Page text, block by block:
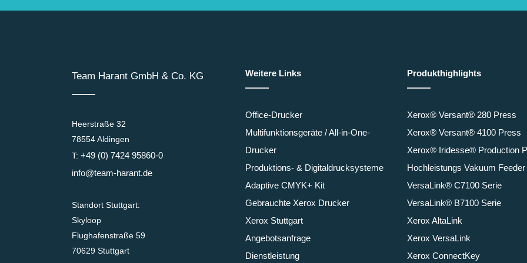
Team Harant GmbH & Co. KG
Heerstraße 32
78554 Aldingen
T: +49 (0) 7424 95860-0
info@team-harant.de
Standort Stuttgart:
Skyloop
Flughafenstraße 59
70629 Stuttgart
Weitere Links
Office-Drucker
Multifunktionsgeräte / All-in-One-
Drucker
Produktions- & Digitaldrucksysteme
Adaptive CMYK+ Kit
Gebrauchte Xerox Drucker
Xerox Stuttgart
Angebotsanfrage
Dienstleistung
Produkthighlights
Xerox® Versant® 280 Press
Xerox® Versant® 4100 Press
Xerox® Iridesse® Production
Hochleistungs Vakuum Feeder
VersaLink® C7100 Serie
VersaLink® B7100 Serie
Xerox AltaLink
Xerox VersaLink
Xerox ConnectKey